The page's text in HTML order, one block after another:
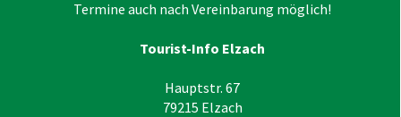
Termine auch nach Vereinbarung möglich!
Tourist-Info Elzach
Hauptstr. 67
79215 Elzach